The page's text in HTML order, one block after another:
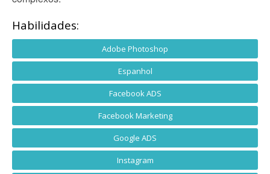
Habilidades:
Adobe Photoshop
Espanhol
Facebook ADS
Facebook Marketing
Google ADS
Instagram